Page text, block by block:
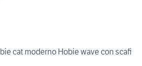
cat moderno Hobie wave con scafi